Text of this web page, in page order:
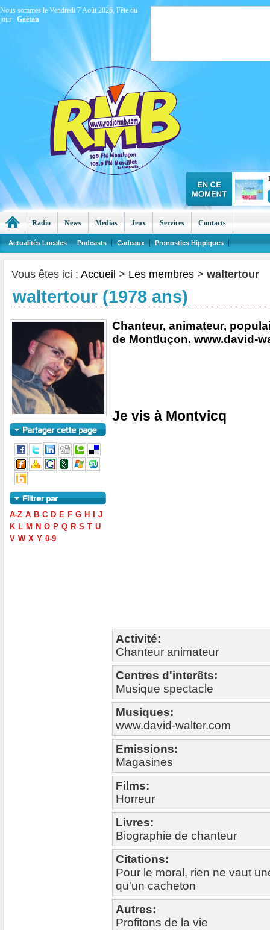
Vous êtes ici : Accueil > Les membres > waltertour
waltertour (1978 ans)
Chanteur, animateur,
de Montluçon. www.david-
Je vis à Montvicq
Activité:
Chanteur animateur
Centres d'interêts:
Musique spectacle
Musiques:
www.david-walter.com
Emissions:
Magasines
Films:
Horreur
Livres:
Biographie de chanteur
Citations:
Pour le moral, rien ne vaut
qu'un cacheton
Autres:
Profitons de la vie
A-Z A B C D E F G H
J
K L M N O P Q R S T U
V W X Y 0-9
Radio News Medias Jeux Services Contacts
Actualités Locales Podcasts Cadeaux Pronostics Hippiques
Nous sommes le Vendredi 7 Août 2026, Fête du
jour : Gaétan